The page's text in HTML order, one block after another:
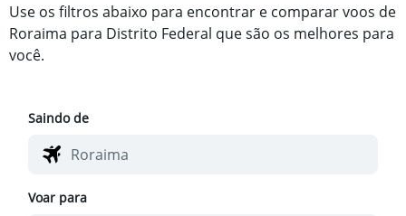
Use os filtros abaixo para encontrar e comparar voos de
Roraima para Distrito Federal que são os melhores para
você.
Saindo de
Voar para